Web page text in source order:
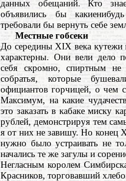
данных обещаний. Кто
объявились бы
требовали бы вернуть себе
Местные гобсеки
До середины XIX века кутежи
характерны. Они вели дело
себя скромно, спиртным не
собратья, которые
официантов горчицей, о чем
Максимум, на какие
это заказать в кабаке миску
рублей, демонстрируя тем
я от них не завишу. Но конец
нужно было устраивать не
начались те же загулы и
Негласным королем
Красников, торговавший